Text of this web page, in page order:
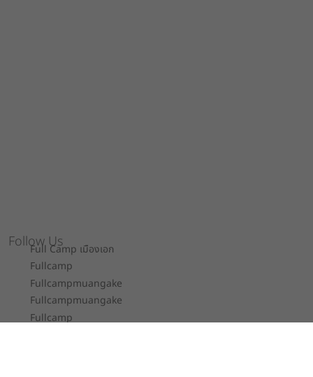
Follow Us
Full Camp เมืองเอก
Fullcamp
Fullcampmuangake
Fullcampmuangake
Fullcamp